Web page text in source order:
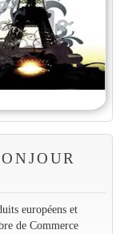
européens et
de Commerce